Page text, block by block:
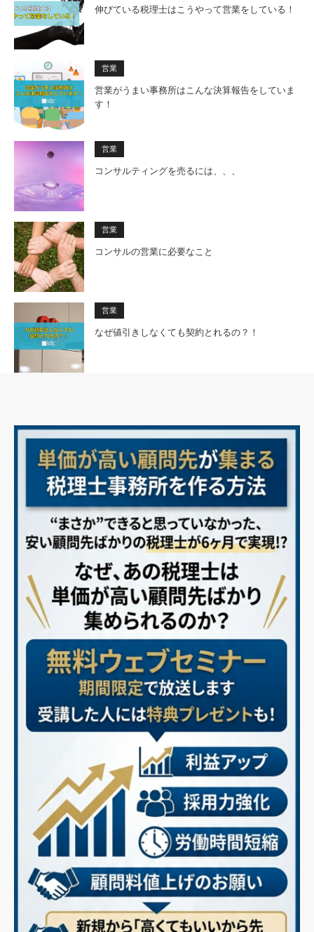
伸びている税理士はこうやって営業をしている！
営業
営業がうまい事務所はこんな決算報告をしていま
す！
営業
コンサルティングを売るには、、、
営業
コンサルの営業に必要なこと
営業
なぜ値引きしなくても契約とれるの？！